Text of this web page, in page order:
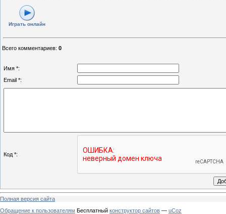
Играть онлайн
Всего комментариев: 0
Имя *:
Email *:
Код *:
Полная версия сайта
Обращение к пользователям Бесплатный конструктор сайтов — uCoz